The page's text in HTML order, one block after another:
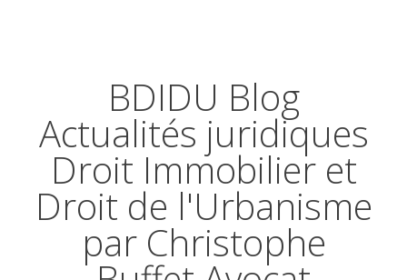
BDIDU Blog
Actualités juridiques
Droit Immobilier et
Droit de l'Urbanisme
par Christophe